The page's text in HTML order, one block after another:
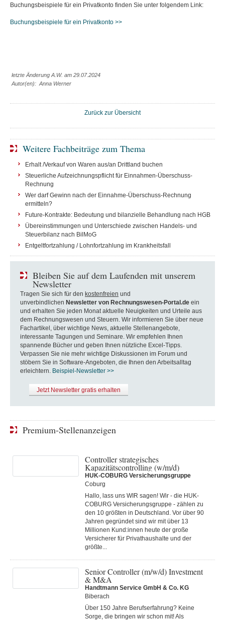
Buchungsbeispiele für ein Privatkonto finden Sie unter folgendem Link:
Buchungsbeispiele für ein Privatkonto >>
letzte Änderung A.W. am 29.07.2024
Autor(en): Anna Werner
Zurück zur Übersicht
Weitere Fachbeiträge zum Thema
Erhalt /Verkauf von Waren aus/an Drittland buchen
Steuerliche Aufzeichnungspflicht für Einnahmen-Überschuss-
Rechnung
Wer darf Gewinn nach der Einnahme-Überschuss-Rechnung
ermitteln?
Future-Kontrakte: Bedeutung und bilanzielle Behandlung nach HGB
Übereinstimmungen und Unterschiede zwischen Handels- und
Steuerbilanz nach BilMoG
Entgeltfortzahlung / Lohnfortzahlung im Krankheitsfall
Bleiben Sie auf dem Laufenden mit unserem
Newsletter
Tragen Sie sich für den kostenfreien und
unverbindlichen Newsletter von Rechnungswesen-Portal.de ein
und erhalten Sie jeden Monat aktuelle Neuigkeiten und Urteile aus
dem Rechnungswesen und Steuern. Wir informieren Sie über neue
Fachartikel, über wichtige News, aktuelle Stellenangebote,
interessante Tagungen und Seminare. Wir empfehlen Ihnen
spannende Bücher und geben Ihnen nützliche Excel-Tipps.
Verpassen Sie nie mehr wichtige Diskussionen im Forum und
stöbern Sie in Software-Angeboten, die Ihnen den Arbeitsalltag
erleichtern. Beispiel-Newsletter >>
Jetzt Newsletter gratis erhalten
Premium-Stellenanzeigen
Controller strategisches
Kapazitätscontrolling (w/m/d)
HUK-COBURG Versicherungsgruppe
Coburg
Hallo, lass uns WIR sagen! Wir - die HUK-
COBURG Versicherungsgruppe - zählen zu
den 10 größten in Deutschland. Vor über 90
Jahren gegründet sind wir mit über 13
Millionen Kund:innen heute der große
Versicherer für Privathaushalte und der
größte...
Senior Controller (m/w/d) Investment
& M&A
Handtmann Service GmbH & Co. KG
Biberach
Über 150 Jahre Berufserfahrung? Keine
Sorge, die bringen wir schon mit! Als